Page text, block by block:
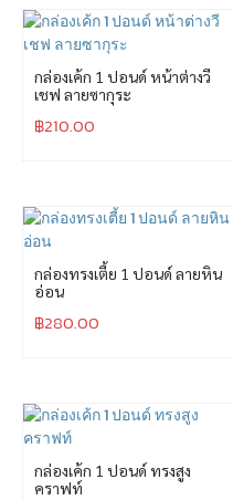
กล่องเค้ก 1 ปอนด์ หน้าต่างวี
เชฟ ลายซากุระ
฿210.00
กล่องทรงเตี้ย 1 ปอนด์ ลายหิน
อ่อน
฿280.00
กล่องเค้ก 1 ปอนด์ ทรงสูง
คราฟท์